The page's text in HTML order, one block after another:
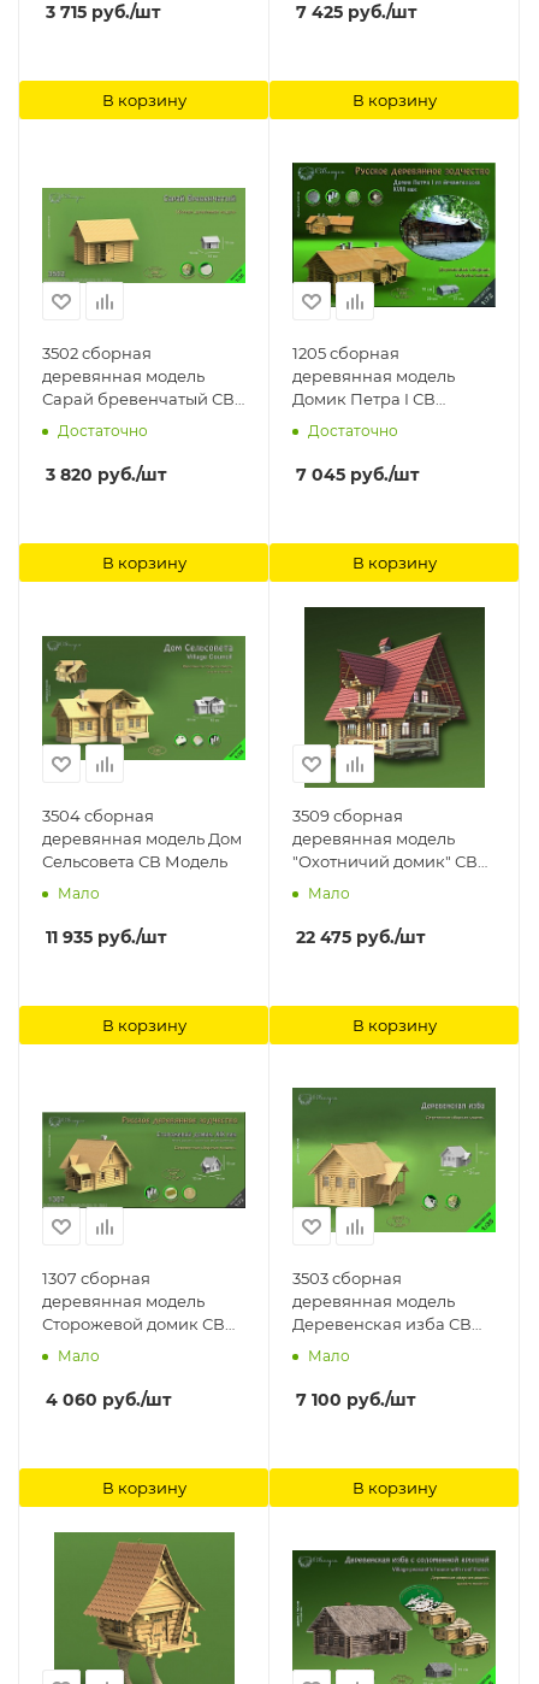
3 715 руб./шт
В корзину
7 425 руб./шт
В корзину
3502 сборная
деревянная модель
Сарай бревенчатый СВ
Модель
Достаточно
3 820 руб./шт
В корзину
1205 сборная
деревянная модель
Домик Петра I СВ
Модель
Достаточно
7 045 руб./шт
В корзину
3504 сборная
деревянная модель Дом
Сельсовета СВ Модель
Мало
11 935 руб./шт
В корзину
3509 сборная
деревянная модель
"Охотничий домик" СВ
Модель
Мало
22 475 руб./шт
В корзину
1307 сборная
деревянная модель
Сторожевой домик СВ
Модель
Мало
4 060 руб./шт
В корзину
3503 сборная
деревянная модель
Деревенская изба СВ
Модель
Мало
7 100 руб./шт
В корзину